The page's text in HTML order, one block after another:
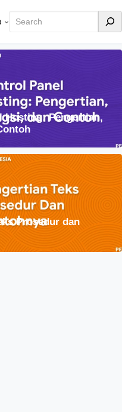
Cari
Sehari-hari
Hosting: Pengertian,
Prosedur dan